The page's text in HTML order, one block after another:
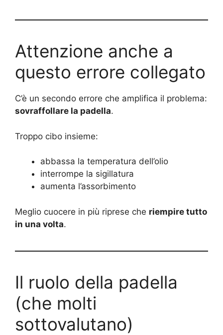
Attenzione anche a
questo errore collegato
C’è un secondo errore che amplifica il problema:
sovraffollare la padella.
Troppo cibo insieme:
abbassa la temperatura dell’olio
interrompe la sigillatura
aumenta l’assorbimento
Meglio cuocere in più riprese che riempire tutto
in una volta.
Il ruolo della padella
(che molti
sottovalutano)